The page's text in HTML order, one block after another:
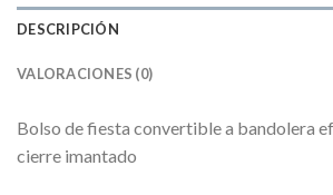
DESCRIPCIÓN
VALORACIONES (0)
Bolso de fiesta convertible a bandolera
cierre imantado